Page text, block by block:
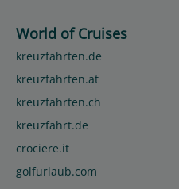
World of Cruises
kreuzfahrten.de
kreuzfahrten.at
kreuzfahrten.ch
kreuzfahrt.de
crociere.it
golfurlaub.com